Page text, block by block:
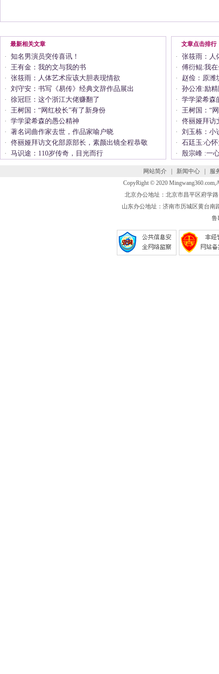
最新相关文章
· 知名男演员突传喜讯！
· 王有金：我的文与我的书
· 张筱雨：人体艺术应该大胆表现情欲
· 刘守安：书写《易传》经典文辞作品展出
· 徐冠巨：这个浙江大佬赚翻了
· 王树国：“网红校长”有了新身份
· 学学梁希森的愚公精神
· 著名词曲作家去世，作品家喻户晓
· 佟丽娅拜访文化部原部长，素颜出镜全程恭敬
· 马识途：110岁传奇，目光而行
文章点击排行
· 张筱雨：人
· 傅衍鲲:我
· 赵俭：原潍
· 孙公准:励
· 学学梁希森
· 王树国：“
· 佟丽娅拜访
· 刘玉栋：小
· 石廷玉:心
· 殷宗峰 :一
网站简介 新闻中心
服
CopyRight © 2020
北京办公地址：北京市昌平区府学
山东办公地址：济南市历城区黄台南
鲁